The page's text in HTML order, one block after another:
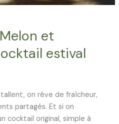
et
estival
on rêve de fraîcheur,
partagés. Et si on
cocktail original, simple à